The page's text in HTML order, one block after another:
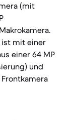
(mit
ist mit einer
einer 64 MP
und